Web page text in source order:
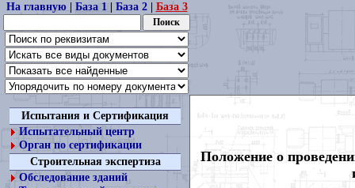
На главную| База 1| База 2| База 3
Испытания и Сертификация
Испытательный центр
Орган по сертификации
Строительная экспертиза
Обследование зданий
Положение о